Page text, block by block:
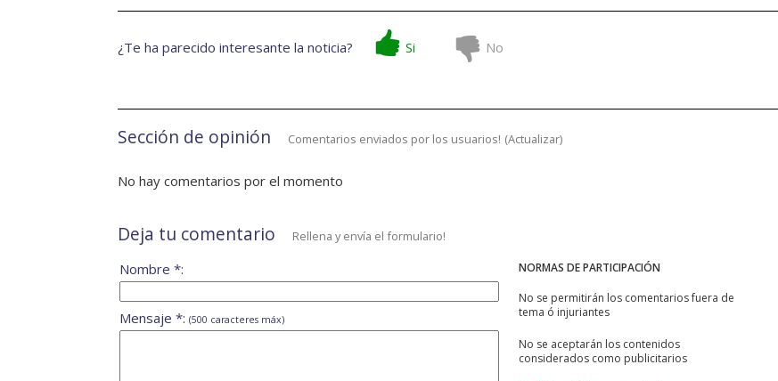
¿Te ha parecido interesante la noticia? Si No
Sección de opinión Comentarios enviados por los usuarios! (Actualizar)
No hay comentarios por el momento
Deja tu comentario Rellena y envía el formulario!
NORMAS DE PARTICIPACIÓN
No se permitirán los comentarios fuera de
tema ó injuriantes
No se aceptarán los contenidos
considerados como publicitarios
Nombre *:
Mensaje *: (500 caracteres máx)